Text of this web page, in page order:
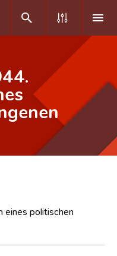
eines politischen